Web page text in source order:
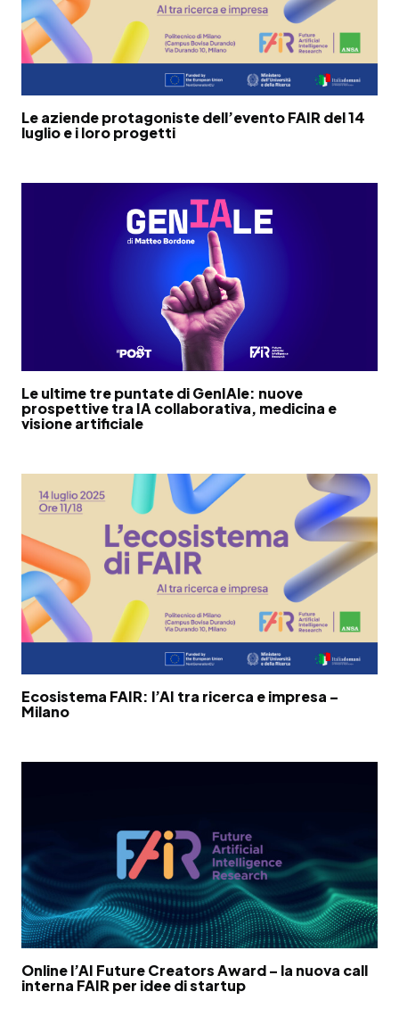
Le aziende protagoniste dell’evento FAIR del 14
luglio e i loro progetti
Le ultime tre puntate di GenIAle: nuove
prospettive tra IA collaborativa, medicina e
visione artificiale
Ecosistema FAIR: l’AI tra ricerca e impresa –
Milano
Online l’AI Future Creators Award – la nuova call
interna FAIR per idee di startup